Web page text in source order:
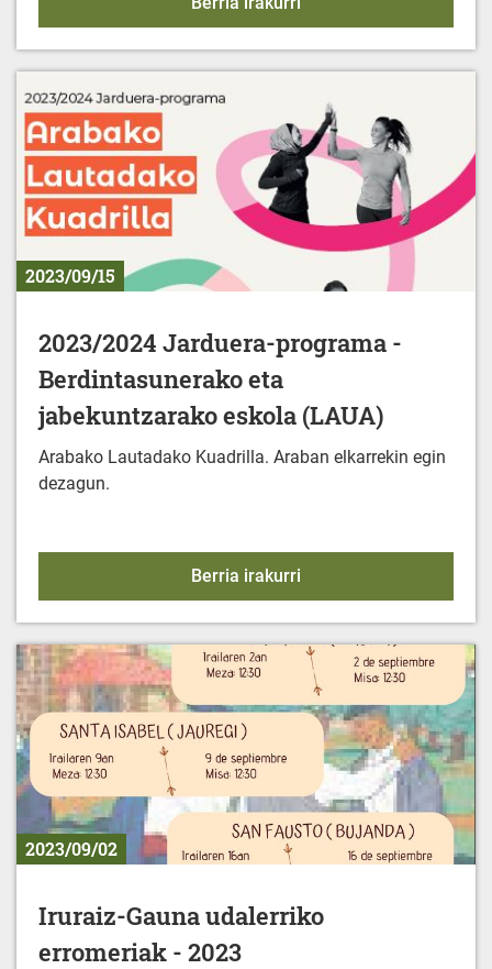
2023/09/15
2023/2024 Jarduera-programa -
Berdintasunerako eta
jabekuntzarako eskola (LAUA)
Arabako Lautadako Kuadrilla. Araban elkarrekin egin
dezagun.
Berria irakurri
2023/09/02
Iruraiz-Gauna udalerriko
erromeriak - 2023